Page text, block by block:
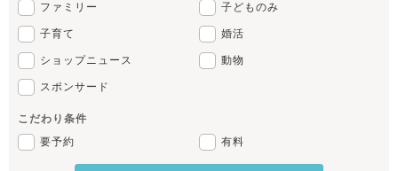
ファミリー 子どものみ
子育て 婚活
ショップニュース 動物
スポンサード
こだわり条件
要予約
有料